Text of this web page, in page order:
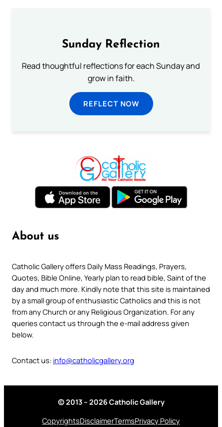
Sunday Reflection
Read thoughtful reflections for each Sunday and
grow in faith.
REFLECT NOW
About us
Catholic Gallery offers Daily Mass Readings, Prayers,
Quotes, Bible Online, Yearly plan to read bible, Saint of the
day and much more. Kindly note that this site is maintained
by a small group of enthusiastic Catholics and this is not
from any Church or any Religious Organization. For any
queries contact us through the e-mail address given
below.
Contact us: info@catholicgallery.org
© 2013 – 2026 Catholic Gallery
CopyrightsDisclaimerTermsPrivacy Policy